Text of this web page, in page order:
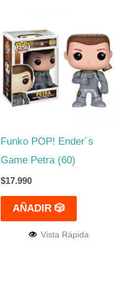
Funko POP! Ender´s
Game Petra (60)
$17.990
AÑADIR 🎲
Vista Rápida